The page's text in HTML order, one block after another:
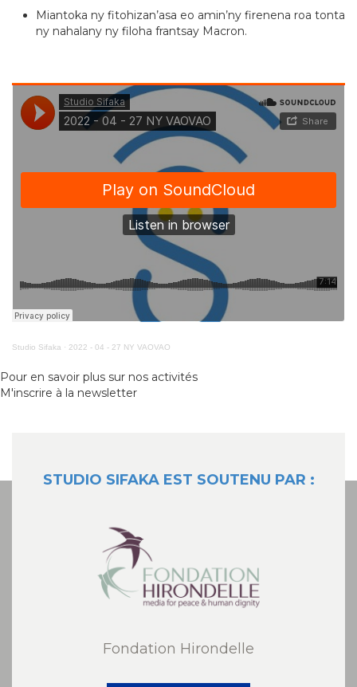
Miantoka ny fitohizan’asa eo amin’ny firenena roa tonta
ny nahalany ny filoha frantsay Macron.
Studio Sifaka · 2022 - 04 - 27 NY VAOVAO
Pour en savoir plus sur nos activités
M'inscrire à la newsletter
STUDIO SIFAKA EST SOUTENU PAR :
Fondation Hirondelle